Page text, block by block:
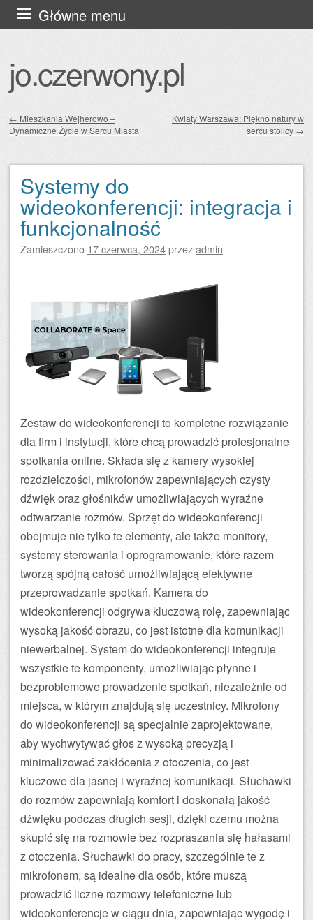
jo.czerwony.pl
Główne menu
Przejdź
do
Zobacz wpisy
← Mieszkania Wejherowo –
Dynamiczne Życie w Sercu Miasta
Kwiaty Warszawa: Piękno natury w
sercu stolicy →
Systemy do
wideokonferencji: integracja i
funkcjonalność
Zamieszczono 17 czerwca, 2024przezadmin
Zestaw do wideokonferencji to kompletne rozwiązanie
dla firm i instytucji, które chcą prowadzić profesjonalne
spotkania online. Składa się z kamery wysokiej
rozdzielczości, mikrofonów zapewniających czysty
dźwięk oraz głośników umożliwiających wyraźne
odtwarzanie rozmów. Sprzęt do wideokonferencji
obejmuje nie tylko te elementy, ale także monitory,
systemy sterowania i oprogramowanie, które razem
tworzą spójną całość umożliwiającą efektywne
przeprowadzanie spotkań. Kamera do
wideokonferencji odgrywa kluczową rolę, zapewniając
wysoką jakość obrazu, co jest istotne dla komunikacji
niewerbalnej. System do wideokonferencji integruje
wszystkie te komponenty, umożliwiając płynne i
bezproblemowe prowadzenie spotkań, niezależnie od
miejsca, w którym znajdują się uczestnicy. Mikrofony
do wideokonferencji są specjalnie zaprojektowane,
aby wychwytywać głos z wysoką precyzją i
minimalizować zakłócenia z otoczenia, co jest
kluczowe dla jasnej i wyraźnej komunikacji. Słuchawki
do rozmów zapewniają komfort i doskonałą jakość
dźwięku podczas długich sesji, dzięki czemu można
skupić się na rozmowie bez rozpraszania się hałasami
z otoczenia. Słuchawki do pracy, szczególnie te z
mikrofonem, są idealne dla osób, które muszą
prowadzić liczne rozmowy telefoniczne lub
wideokonferencje w ciągu dnia, zapewniając wygodę i